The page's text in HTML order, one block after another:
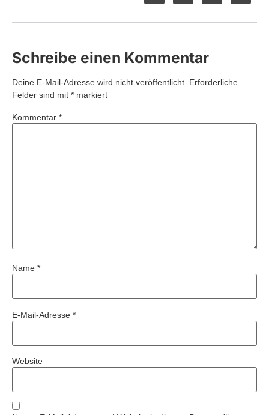
Schreibe einen Kommentar
Deine E-Mail-Adresse wird nicht veröffentlicht. Erforderliche
Felder sind mit * markiert
Kommentar *
Name *
E-Mail-Adresse *
Website